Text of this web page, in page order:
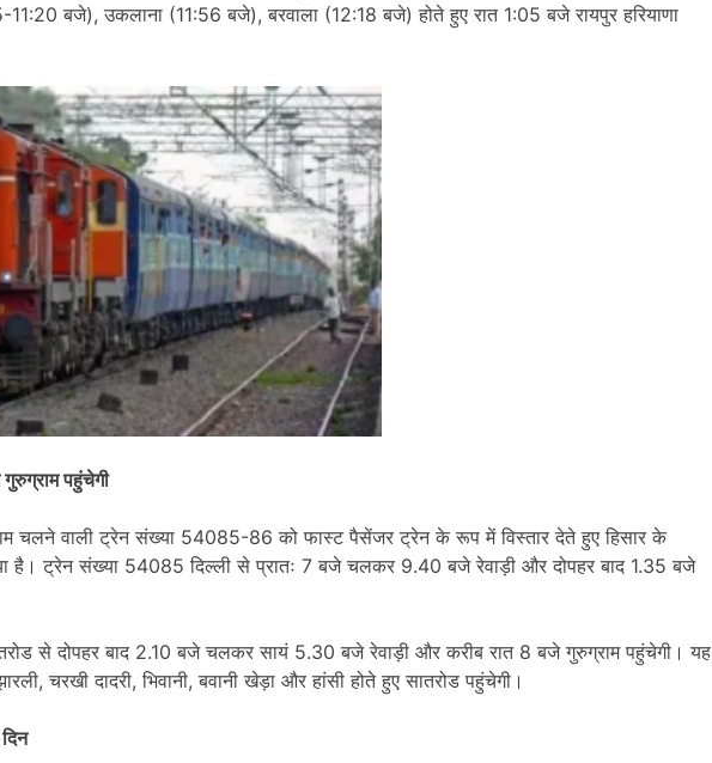
बजे), उकलाना (11:56 बजे), बरवाला (12:18 बजे) होते हुए रात 1:05 बजे रायपुर हरियाणा
पहुंचेगी
चलने वाली ट्रेन संख्या 54085-86 को फास्ट पैसेंजर ट्रेन के रूप में विस्तार देते हुए हिसार के
है। ट्रेन संख्या 54085 दिल्ली से प्रातः 7 बजे चलकर 9.40 बजे रेवाड़ी और दोपहर बाद 1.35 बजे
से दोपहर बाद 2.10 बजे चलकर सायं 5.30 बजे रेवाड़ी और करीब रात 8 बजे गुरुग्राम पहुंचेगी। यह
चरखी दादरी, भिवानी, बवानी खेड़ा और हांसी होते हुए सातरोड पहुंचेगी।